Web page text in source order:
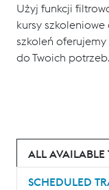
Użyj funkcji
kursy
szkoleń oferujemy
do Twoich potrzeb.
ALL AVAILABLE
SCHEDULED